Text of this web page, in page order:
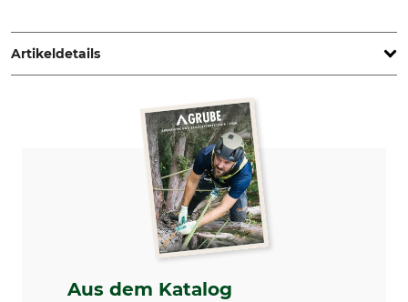
www.grube.de
Artikeldetails
Produkttyp
Wurfbeutel
Aus dem Katalog